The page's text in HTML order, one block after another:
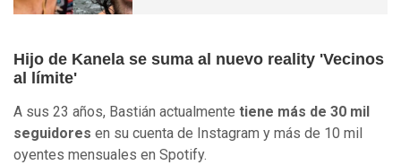
Hijo de Kanela se suma al nuevo reality 'Vecinos
al límite'
A sus 23 años, Bastián actualmente tiene más de 30 mil
seguidores en su cuenta de Instagram y más de 10 mil
oyentes mensuales en Spotify.